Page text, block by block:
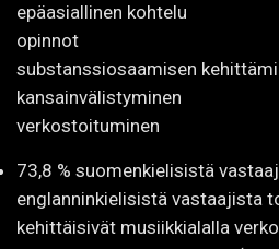
epäasiallinen kohtelu
opinnot
substanssiosaamisen
kansainvälistyminen
verkostoituminen
73,8 % suomenkielisistä
englanninkielisistä vastaajista
kehittäisivät musiikkialalla